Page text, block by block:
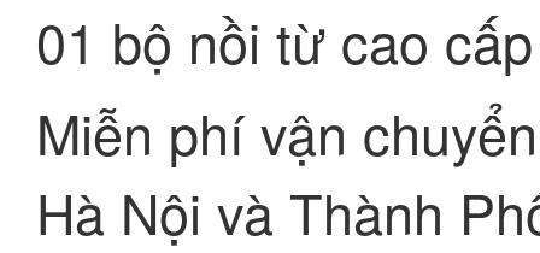
01 bộ nồi từ cao cấp
Miễn phí vận
Hà Nội và Thành